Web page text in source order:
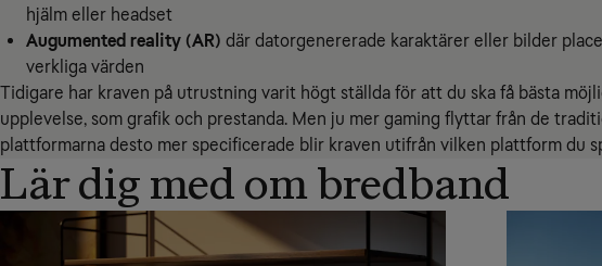
hjälm eller headset
Augumented reality (AR) där datorgenererade karaktärer eller bilder
verkliga värden
Tidigare har kraven på utrustning varit högt ställda för att du ska få bästa
upplevelse, som grafik och prestanda. Men ju mer gaming flyttar från de
plattformarna desto mer specificerade blir kraven utifrån vilken plattform du
Lär dig med om bredband